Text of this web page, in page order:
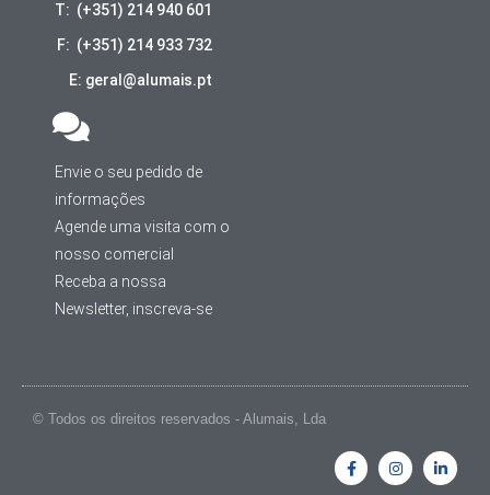
T: (+351) 214 940 601
F: (+351) 214 933 732
E: geral@alumais.pt
Envie o seu pedido de
informações
Agende uma visita com o
nosso comercial
Receba a nossa
Newsletter, inscreva-se
© Todos os direitos reservados - Alumais, Lda